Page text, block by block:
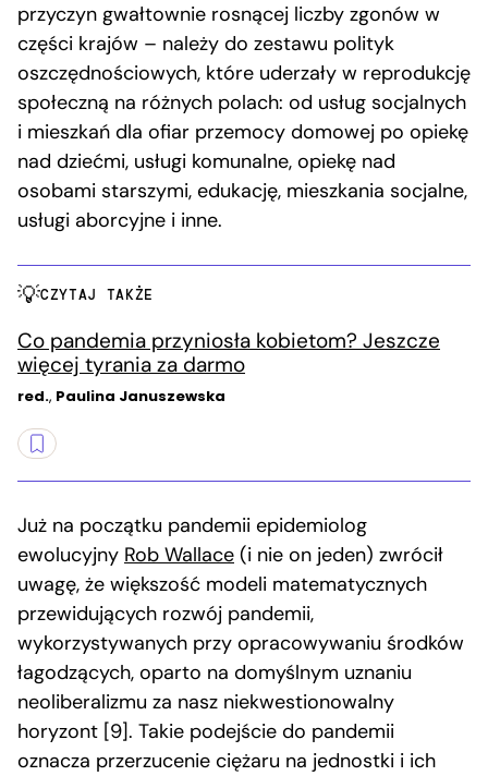
przyczyn gwałtownie rosnącej liczby zgonów w
części krajów – należy do zestawu polityk
oszczędnościowych, które uderzały w reprodukcję
społeczną na różnych polach: od usług socjalnych
i mieszkań dla ofiar przemocy domowej po opiekę
nad dziećmi, usługi komunalne, opiekę nad
osobami starszymi, edukację, mieszkania socjalne,
usługi aborcyjne i inne.
CZYTAJ TAKŻE
Co pandemia przyniosła kobietom? Jeszcze
więcej tyrania za darmo
red., Paulina Januszewska
Już na początku pandemii epidemiolog
ewolucyjny Rob Wallace (i nie on jeden) zwrócił
uwagę, że większość modeli matematycznych
przewidujących rozwój pandemii,
wykorzystywanych przy opracowywaniu środków
łagodzących, oparto na domyślnym uznaniu
neoliberalizmu za nasz niekwestionowalny
horyzont [9]. Takie podejście do pandemii
oznacza przerzucenie ciężaru na jednostki i ich